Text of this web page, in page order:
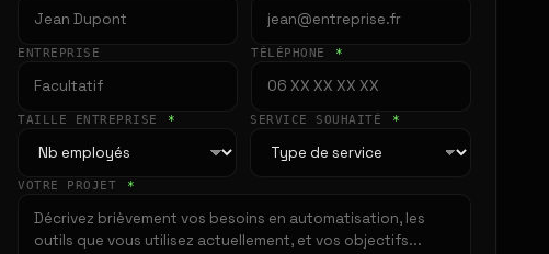
ENTREPRISE TÉLÉPHONE *
TAILLE ENTREPRISE * SERVICE SOUHAITÉ *
VOTRE PROJET *